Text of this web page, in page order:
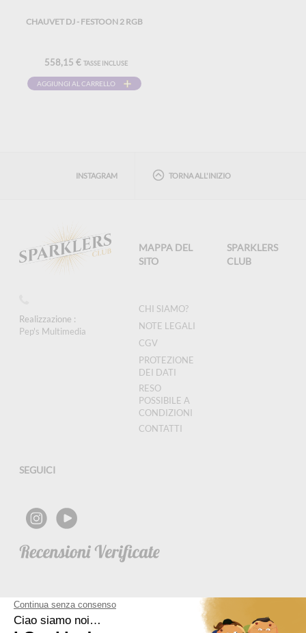
CHAUVET DJ - FESTOON 2 RGB
558,15 € TASSE INCLUSE
AGGIUNGI AL CARRELLO
INSTAGRAM TORNA ALL'INIZIO
Realizzazione :
Pep's Multimedia
MAPPA DEL
SITO
CHI SIAMO?
NOTE LEGALI
CGV
PROTEZIONE
DEI DATI
RESO
POSSIBILE A
CONDIZIONI
CONTATTI
SPARKLERS
CLUB
SEGUICI
NEWSLETTER